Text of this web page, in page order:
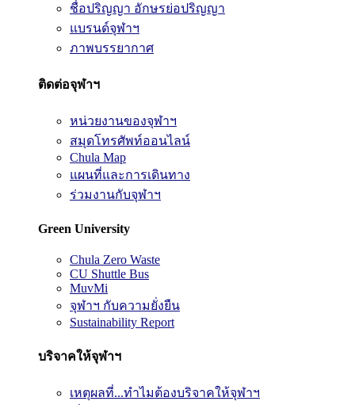
ชื่อปริญญา อักษรย่อปริญญา
แบรนด์จุฬาฯ
ภาพบรรยากาศ
ติดต่อจุฬาฯ
หน่วยงานของจุฬาฯ
สมุดโทรศัพท์ออนไลน์
Chula Map
แผนที่และการเดินทาง
ร่วมงานกับจุฬาฯ
Green University
Chula Zero Waste
CU Shuttle Bus
MuvMi
จุฬาฯ กับความยั่งยืน
Sustainability Report
บริจาคให้จุฬาฯ
เหตุผลที่...ทำไมต้องบริจาคให้จุฬาฯ